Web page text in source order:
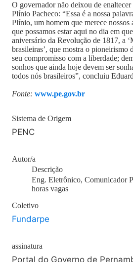
O governador não deixou de enaltecer
Plínio Pacheco: “Essa é a nossa
Plínio, um homem que merece
que possamos estar aqui no dia em
aniversário da Revolução de 1817, a
brasileiras’, que mostra o pioneirismo
seu compromisso com a liberdade;
sonhos que ainda hoje devem ser
todos nós brasileiros”, concluiu
Fonte: www.pe.gov.br
Sistema de Origem
PENC
Autor/a
Descrição
Eng. Eletrônico, Comunicador
horas vagas
Coletivo
Fundarpe
assinatura
Portal do Governo de